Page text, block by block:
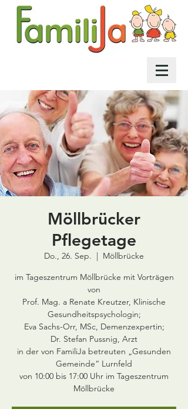
Möllbrücker
Pflegetage
Do., 26. Sep.
  |
Möllbrücke
im Tageszentrum Möllbrücke mit Vorträgen
von
Prof. Mag. a Renate Kreutzer, Klinische
Gesundheitspsychologin;
Eva Sachs-Orr, MSc, Demenzexpertin;
Dr. Stefan Pussnig, Arzt
in der von FamiliJa betreuten „Gesunden
Gemeinde“ Lurnfeld
von 10:00 bis 17:00 Uhr im Tageszentrum
Möllbrücke